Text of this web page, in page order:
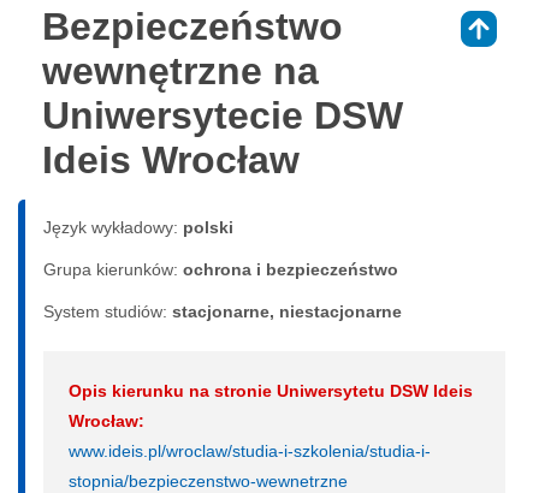
Bezpieczeństwo
wewnętrzne na
Uniwersytecie DSW
Ideis Wrocław
Język wykładowy: polski
Grupa kierunków: ochrona i bezpieczeństwo
System studiów: sta­cjo­nar­ne, nie­sta­cjo­nar­ne
Opis kierunku na stronie Uniwersytetu DSW Ideis
Wrocław:
www.ideis.pl/wroclaw/studia-i-szkolenia/studia-i-
stopnia/bezpieczenstwo-wewnetrzne